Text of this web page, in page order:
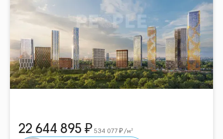
22 644 895 534 077 /м²